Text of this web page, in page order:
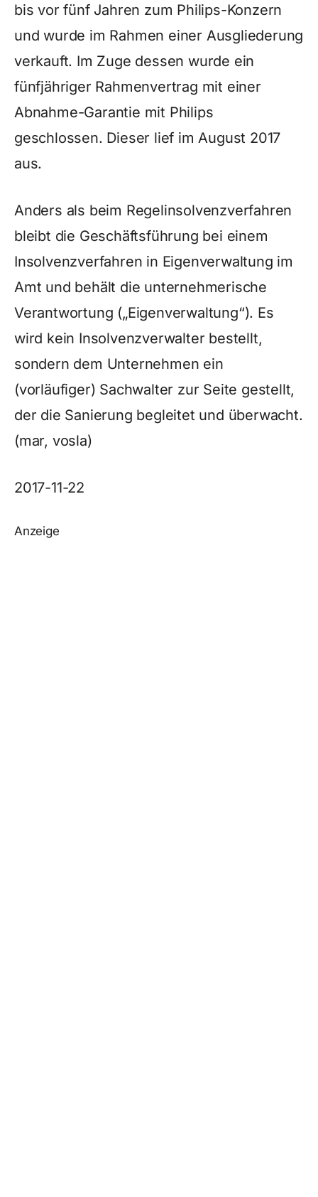
bis vor fünf Jahren zum Philips-Konzern
und wurde im Rahmen einer Ausgliederung
verkauft. Im Zuge dessen wurde ein
fünfjähriger Rahmenvertrag mit einer
Abnahme-Garantie mit Philips
geschlossen. Dieser lief im August 2017
aus.
Anders als beim Regelinsolvenzverfahren
bleibt die Geschäftsführung bei einem
Insolvenzverfahren in Eigenverwaltung im
Amt und behält die unternehmerische
Verantwortung („Eigenverwaltung“). Es
wird kein Insolvenzverwalter bestellt,
sondern dem Unternehmen ein
(vorläufiger) Sachwalter zur Seite gestellt,
der die Sanierung begleitet und überwacht.
(mar, vosla)
2017-11-22
Anzeige